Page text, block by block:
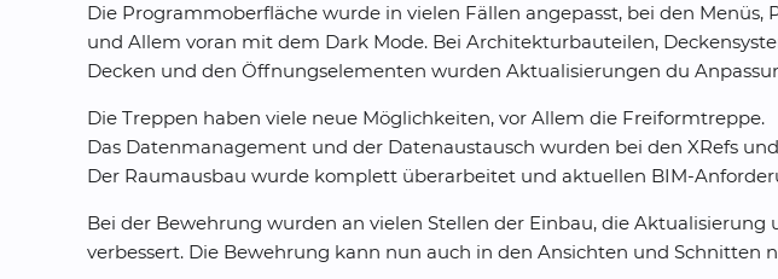
Die Programmoberfläche wurde in vielen Fällen angepasst, bei den
und Allem voran mit dem Dark Mode. Bei Architekturbauteilen,
Decken und den Öffnungselementen wurden Aktualisierungen du
Die Treppen haben viele neue Möglichkeiten, vor Allem die Freiformtreppe.
Das Datenmanagement und der Datenaustausch wurden bei den XRefs
Der Raumausbau wurde komplett überarbeitet und aktuellen BIM-
Bei der Bewehrung wurden an vielen Stellen der Einbau, die
verbessert. Die Bewehrung kann nun auch in den Ansichten und Schnitten